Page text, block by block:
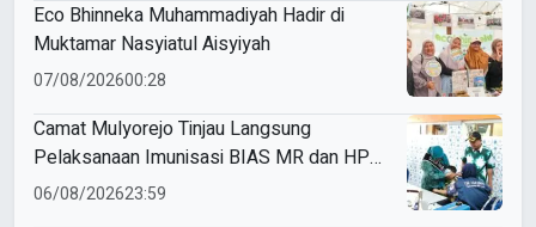
Eco Bhinneka Muhammadiyah Hadir di
Muktamar Nasyiatul Aisyiyah
07/08/202600:28
Camat Mulyorejo Tinjau Langsung
Pelaksanaan Imunisasi BIAS MR dan HPV
di SD Muhammadiyah 18 Surabaya
06/08/202623:59